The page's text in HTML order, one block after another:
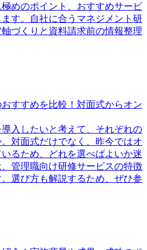
めのポイント、おすすめサービ
す。自社に合うマネジメント研
づくりと資料請求前の情報整理
すすめを比較！対面式からオン
入したいと考えて、それぞれの
対面式だけでなく、昨今ではオ
るため、どれを選べばよいか迷
管理職向け研修サービスの特徴
選び方も解説するため、ぜひ参